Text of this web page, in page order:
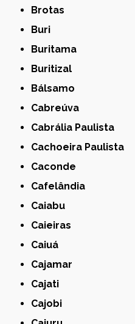
Brotas
Buri
Buritama
Buritizal
Bálsamo
Cabreúva
Cabrália Paulista
Cachoeira Paulista
Caconde
Cafelândia
Caiabu
Caieiras
Caiuá
Cajamar
Cajati
Cajobi